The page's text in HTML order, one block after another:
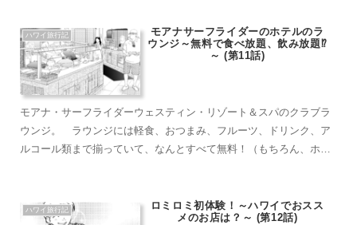
ごすことができました。
ハワイ旅行記
モアナサーフライダーのホテルのラ
ウンジ～無料で食べ放題、飲み放題⁉
～ (第11話)
モアナ・サーフライダーウェスティン・リゾート＆スパのクラブラ
ウンジ。 ラウンジには軽食、おつまみ、フルーツ、ドリンク、ア
ルコール類まで揃っていて、なんとすべて無料！（もちろん、ホテ
ハワイ旅行記
ロミロミ初体験！～ハワイでおスス
メのお店は？～ (第12話)